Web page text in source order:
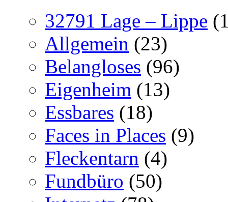
32791 Lage – Lippe
Allgemein (23)
Belangloses (96)
Eigenheim (13)
Essbares (18)
Faces in Places (9)
Fleckentarn (4)
Fundbüro (50)